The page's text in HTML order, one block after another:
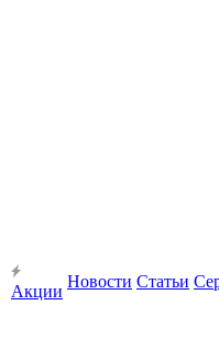
Акции
Новости Статьи